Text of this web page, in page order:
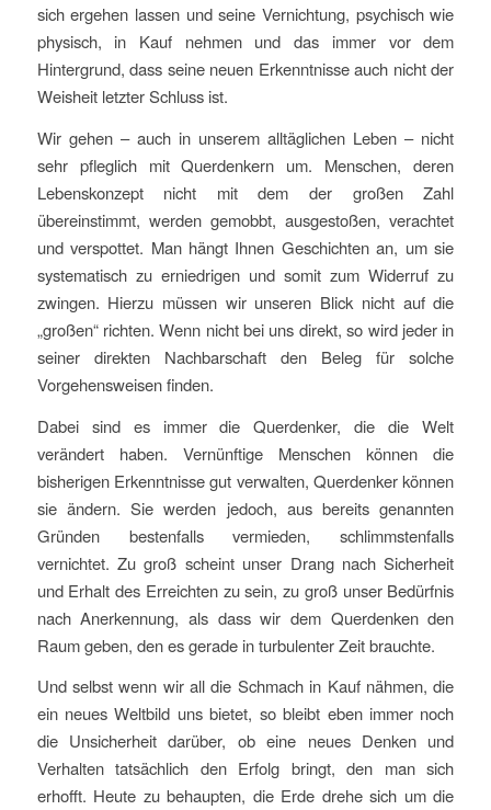
sich ergehen lassen und seine Vernichtung, psychisch wie
physisch, in Kauf nehmen und das immer vor dem
Hintergrund, dass seine neuen Erkenntnisse auch nicht der
Weisheit letzter Schluss ist.
Wir gehen – auch in unserem alltäglichen Leben – nicht
sehr pfleglich mit Querdenkern um. Menschen, deren
Lebenskonzept nicht mit dem der großen Zahl
übereinstimmt, werden gemobbt, ausgestoßen, verachtet
und verspottet. Man hängt Ihnen Geschichten an, um sie
systematisch zu erniedrigen und somit zum Widerruf zu
zwingen. Hierzu müssen wir unseren Blick nicht auf die
„großen“ richten. Wenn nicht bei uns direkt, so wird jeder in
seiner direkten Nachbarschaft den Beleg für solche
Vorgehensweisen finden.
Dabei sind es immer die Querdenker, die die Welt
verändert haben. Vernünftige Menschen können die
bisherigen Erkenntnisse gut verwalten, Querdenker können
sie ändern. Sie werden jedoch, aus bereits genannten
Gründen bestenfalls vermieden, schlimmstenfalls
vernichtet. Zu groß scheint unser Drang nach Sicherheit
und Erhalt des Erreichten zu sein, zu groß unser Bedürfnis
nach Anerkennung, als dass wir dem Querdenken den
Raum geben, den es gerade in turbulenter Zeit brauchte.
Und selbst wenn wir all die Schmach in Kauf nähmen, die
ein neues Weltbild uns bietet, so bleibt eben immer noch
die Unsicherheit darüber, ob eine neues Denken und
Verhalten tatsächlich den Erfolg bringt, den man sich
erhofft. Heute zu behaupten, die Erde drehe sich um die